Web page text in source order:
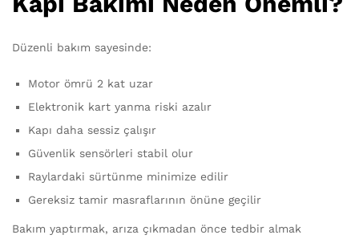
Düzenli bakım sayesinde:
Motor ömrü 2 kat uzar
Elektronik kart yanma riski azalır
Kapı daha sessiz çalışır
Güvenlik sensörleri stabil olur
Raylardaki sürtünme minimize edilir
Gereksiz tamir masraflarının önüne geçilir
Bakım yaptırmak, arıza çıkmadan önce tedbir almak